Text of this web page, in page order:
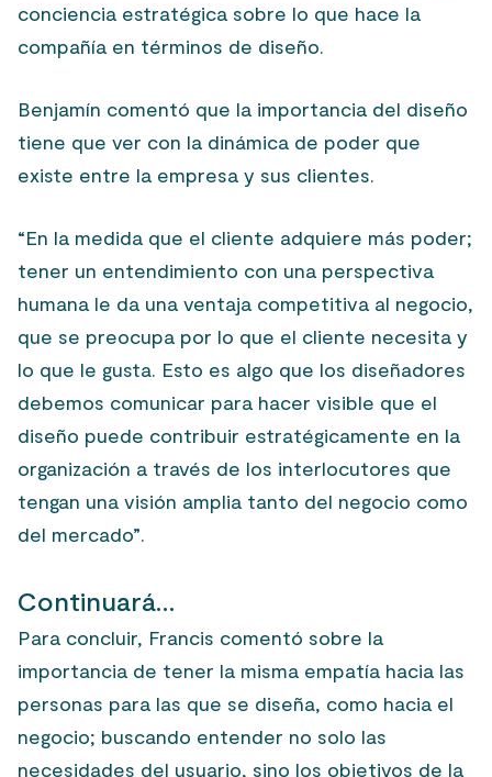
conciencia estratégica sobre lo que hace la
compañía en términos de diseño.
Benjamín comentó que la importancia del diseño
tiene que ver con la dinámica de poder que
existe entre la empresa y sus clientes.
“En la medida que el cliente adquiere más poder;
tener un entendimiento con una perspectiva
humana le da una ventaja competitiva al negocio,
que se preocupa por lo que el cliente necesita y
lo que le gusta. Esto es algo que los diseñadores
debemos comunicar para hacer visible que el
diseño puede contribuir estratégicamente en la
organización a través de los interlocutores que
tengan una visión amplia tanto del negocio como
del mercado”.
Continuará…
Para concluir, Francis comentó sobre la
importancia de tener la misma empatía hacia las
personas para las que se diseña, como hacia el
negocio; buscando entender no solo las
necesidades del usuario, sino los objetivos de la